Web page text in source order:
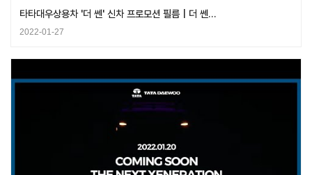
타타대우상용차 '더 쎈' 신차 프로모션 필름 | 더 쎈…
2022-01-27